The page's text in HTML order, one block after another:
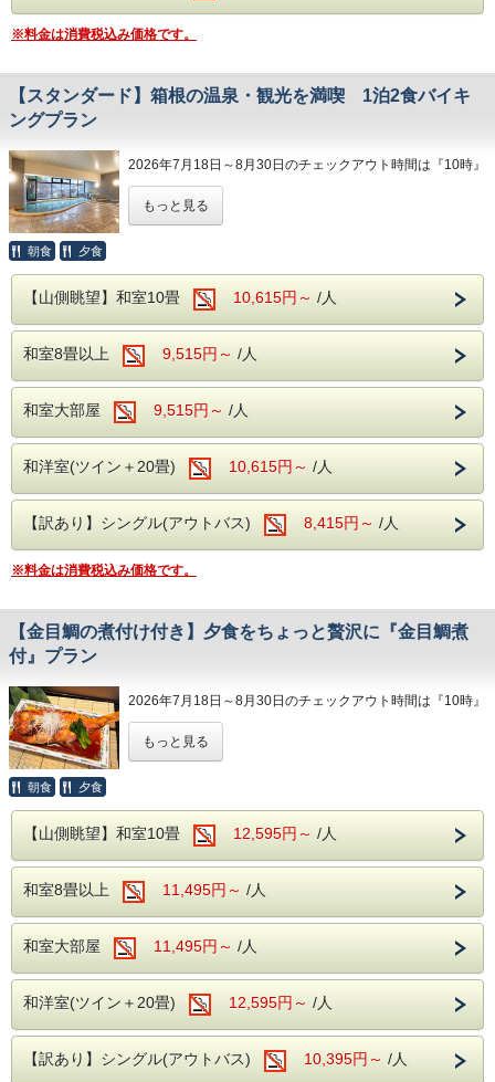
箱根温泉の特徴は、火山活動が活発で多様な
泉質があることですが、当館の場合、泉質は
美肌効果、クレンジング効果が期待され、お
肌がツルツルになる温泉です。
サウナもございますので、日々の疲れを汗と
【食事】
彩り豊かなお食事を、満腹になるまで楽しむ
ことができ、生ビール、地酒などのアルコー
ル類を含めた飲み放題も。
※ご朝食時は、ソフトドリンクのみ飲み放題
です。
【館内施設】
カラオケルーム(共用)
カラオケルーム(個室)
売店
ロビー
浴衣コーナー
～早雲通り線(Bコース)～箱根湯本駅⇒ホテ
ホテル最寄り⇒箱根湯本駅
8:58 / 9:40 / 10:00 /10:20 / 10:55
※下りの便は時間が前後する場合がございま
す。
※片道大人1名様あたり200円、小人1名様あ
たり100円となります。
当館の【山側眺望】のお部屋に泊まってみま
せんか？
当館で、家族旅行におススメするお部屋は
字になって寝られるのはもちろんですが、こ
のお部屋の特徴は、窓の外に広がる一面の
緑！
ております。
圧倒的な自然の山の風景に、お子様もきっと
大喜び。
お部屋で緑を満喫したら、ぜひ箱根の大自然
もご堪能ください。
ご家族なら、箱根ロープウェイで空中散歩を
楽しみながら行ける大涌谷などがおススメ。
ダイナミックに立ち上る噴煙と、周囲に立ち
込める硫黄の匂いは、お子様に現在も活動す
る火山の迫力を感じさせてくれるでしょう。
この大涌谷の名物である黒たまごを、家族で
大涌谷以外にも芦ノ湖の遊覧船や復元された
ください。
お食事もお子様がうれしいバイキング。
のを好きなだけ、お召し上がりいただけま
す。
夜で外が真っ暗になっても、館内のカラオケ
を無料でご利用いただけるので、楽しい家族
旅行の思い出にできますよ。
当館の【山側眺望】和室10畳をご利用いただ
き、箱根観光をお楽しみください！
【温泉】
※料金は消費税込み価格です。
【スタンダード】箱根の温泉・観光を満喫 1泊2食バイキ
ングプラン
2026年7月18日～8月30日のチェックアウト時間は『10時』
とさせていただきます。
※8月30日チェックインのご予約は『11時』でございます。
はいかがですか？
全国的にも有名な箱根温泉。
火山活動が活発なため、多種多様な泉質があ
ることが特徴です。
当館の場合は、刺激の少ない「アルカリ性単
純温泉」。
美肌効果、クレンジング効果が期待できる温
入浴後は、お肌がツルツルになりますよ！
まれた露天風呂で、ご満喫いただけます。
大浴場にはサウナも併設。
ると評判です！
お食事は、夕食・朝食ともにバイキング。
そして、生ビール、焼酎の他、地酒などのア
ルコール類も飲み放題！
ぜひ、ご満足いくまで、食事・お酒をお楽し
みください。
当館の最寄り駅は、箱根の玄関口と言われる
「箱根湯本駅」。
ユネッサン、ガラスの森美術館、大涌谷、芦
ノ湖、箱根関所など、箱根のどの観光地へ行
くにも便利な立地です。
もっと見る
朝食 夕食
【山側眺望】和室10畳 10,615円～ /人
和室8畳以上 9,515円～ /人
和室大部屋 9,515円～ /人
和洋室(ツイン＋20畳) 10,615円～ /人
【訳あり】シングル(アウトバス) 8,415円～ /人
※料金は消費税込み価格です。
【金目鯛の煮付け付き】夕食をちょっと贅沢に『金目鯛煮
付』プラン
2026年7月18日～8月30日のチェックアウト時間は『10時』
とさせていただきます。
※8月30日チェックインのご予約は『11時』でございます。
お客様人気No.1の「金目鯛の煮付け」付きの
バイキングプランです。
柔らかく炊いた金目鯛を丸ごと1尾、しっか
ご夫婦の特別な日の記念に。
友人たちとの思いでの旅行に。
グルメを満喫する一人旅でも…。
美味しくお召し上がりいただける様、心を込
もっと見る
朝食 夕食
【山側眺望】和室10畳 12,595円～ /人
和室8畳以上 11,495円～ /人
和室大部屋 11,495円～ /人
和洋室(ツイン＋20畳) 12,595円～ /人
【訳あり】シングル(アウトバス) 10,395円～ /人